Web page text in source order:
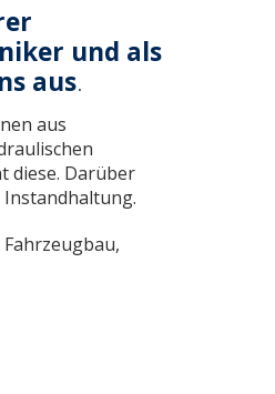
und als
aus.
aus
diese. Darüber